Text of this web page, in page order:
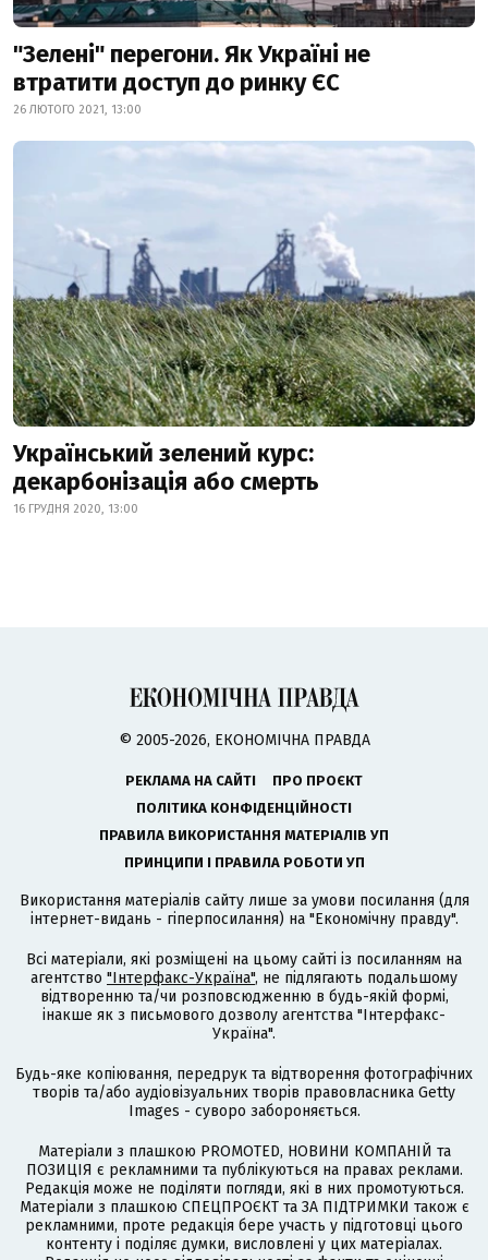
"Зелені" перегони. Як Україні не
втратити доступ до ринку ЄС
26 ЛЮТОГО 2021, 13:00
Український зелений курс:
декарбонізація або смерть
16 ГРУДНЯ 2020, 13:00
© 2005-2026, ЕКОНОМІЧНА ПРАВДА
РЕКЛАМА НА САЙТІ
ПРО ПРОЄКТ
ПОЛІТИКА КОНФІДЕНЦІЙНОСТІ
ПРАВИЛА ВИКОРИСТАННЯ МАТЕРІАЛІВ УП
ПРИНЦИПИ І ПРАВИЛА РОБОТИ УП
Використання матеріалів сайту лише за умови посилання (для
інтернет-видань - гіперпосилання) на "Економічну правду".
Всі матеріали, які розміщені на цьому сайті із посиланням на
агентство "Інтерфакс-Україна", не підлягають подальшому
відтворенню та/чи розповсюдженню в будь-якій формі,
інакше як з письмового дозволу агентства "Інтерфакс-
Україна".
Будь-яке копіювання, передрук та відтворення фотографічних
творів та/або аудіовізуальних творів правовласника Getty
Images - суворо забороняється.
Матеріали з плашкою PROMOTED, НОВИНИ КОМПАНІЙ та
ПОЗИЦІЯ є рекламними та публікуються на правах реклами.
Редакція може не поділяти погляди, які в них промотуються.
Матеріали з плашкою СПЕЦПРОЄКТ та ЗА ПІДТРИМКИ також є
рекламними, проте редакція бере участь у підготовці цього
контенту і поділяє думки, висловлені у цих матеріалах.